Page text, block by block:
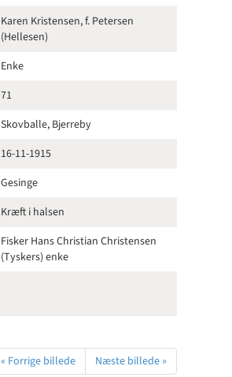
Karen Kristensen, f. Petersen
(Hellesen)
Enke
71
Skovballe, Bjerreby
16-11-1915
Gesinge
Kræft i halsen
Fisker Hans Christian Christensen
(Tyskers) enke
« Forrige billede Næste billede »